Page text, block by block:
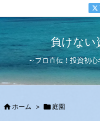
負けない
～プロ直伝！投資初
 ホーム > 庭園